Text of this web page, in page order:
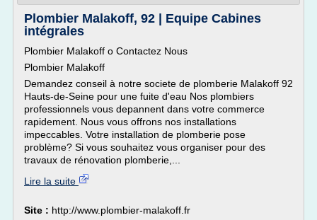
Plombier Malakoff, 92 | Equipe Cabines
intégrales
Plombier Malakoff o Contactez Nous
Plombier Malakoff
Demandez conseil à notre societe de plomberie Malakoff 92
Hauts-de-Seine pour une fuite d'eau Nos plombiers
professionnels vous depannent dans votre commerce
rapidement. Nous vous offrons nos installations
impeccables. Votre installation de plomberie pose
problème? Si vous souhaitez vous organiser pour des
travaux de rénovation plomberie,...
Lire la suite
Site : http://www.plombier-malakoff.fr